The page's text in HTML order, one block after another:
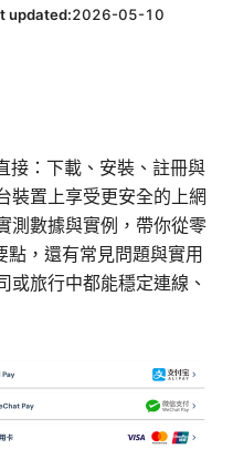
updated:2026-05-10
接：下載、安裝、註冊與
裝置上享受更安全的上網
測數據與實例，帶你從零
，還有常見問題與實用
或旅行中都能穩定連線、